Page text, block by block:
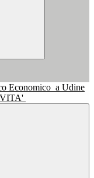
Economico a Udine